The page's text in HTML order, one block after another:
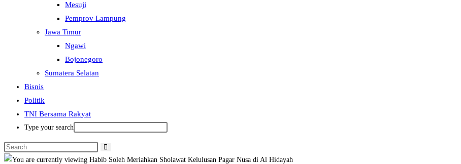
Mesuji
Pemprov Lampung
Jawa Timur
Ngawi
Bojonegoro
Sumatera Selatan
Bisnis
Politik
TNI Bersama Rakyat
Type your search